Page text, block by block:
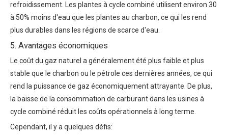
refroidissement. Les plantes à cycle combiné utilisent environ 30
à 50% moins d'eau que les plantes au charbon, ce qui les rend
plus durables dans les régions de scarce d'eau.
5. Avantages économiques
Le coût du gaz naturel a généralement été plus faible et plus
stable que le charbon ou le pétrole ces dernières années, ce qui
rend la puissance de gaz économiquement attrayante. De plus,
la baisse de la consommation de carburant dans les usines à
cycle combiné réduit les coûts opérationnels à long terme.
Cependant, il y a quelques défis: